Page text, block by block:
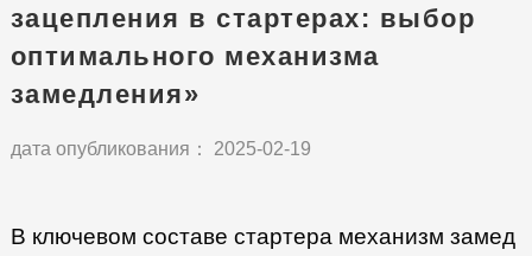
зацепления в стартерах: выбор
оптимального механизма
замедления»
дата опубликования： 2025-02-19
В ключевом составе стартера механизм замед